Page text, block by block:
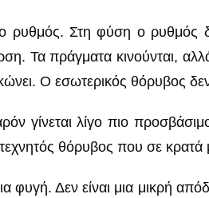
ρυθμός. Στη φύση ο ρυθμός
Τα πράγματα κινούνται,
Ο εσωτερικός θόρυβος
γίνεται λίγο πιο
θόρυβος που σε
φυγή. Δεν είναι μια μικρή